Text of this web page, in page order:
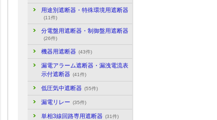
用途別遮断器・特殊環境用遮断器
(11件)
分電盤用遮断器・制御盤用遮断器
(26件)
機器用遮断器 (43件)
漏電アラーム遮断器・漏洩電流表
示付遮断器 (41件)
低圧気中遮断器 (55件)
漏電リレー (35件)
単相3線回路専用遮断器 (31件)